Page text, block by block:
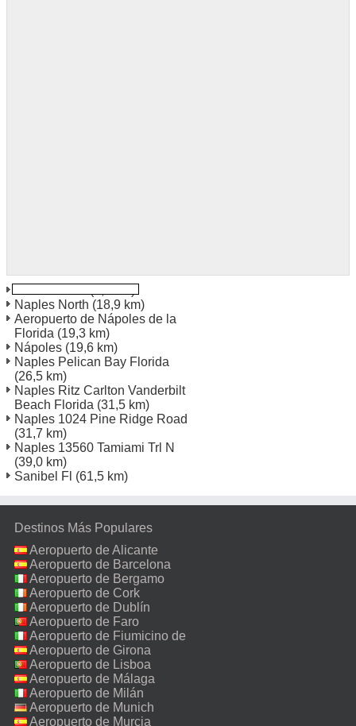
Naples North (18,9 km)
Aeropuerto de Nápoles de la
Florida (19,3 km)
Nápoles (19,6 km)
Naples Pelican Bay Florida
(26,5 km)
Naples Ritz Carlton Vanderbilt
Beach Florida (31,5 km)
Naples 1024 Pine Ridge Road
(31,7 km)
Naples 13560 Tamiami Trl N
(39,0 km)
Sanibel Fl (61,5 km)
Destinos Más Populares
Aeropuerto de Alicante
Aeropuerto de Barcelona
Aeropuerto de Bergamo
Aeropuerto de Cork
Aeropuerto de Dublín
Aeropuerto de Faro
Aeropuerto de Fiumicino de
Roma
Aeropuerto de Girona
Aeropuerto de Lisboa
Aeropuerto de Málaga
Aeropuerto de Milán
Malpensa
Aeropuerto de Munich
Aeropuerto de Murcia